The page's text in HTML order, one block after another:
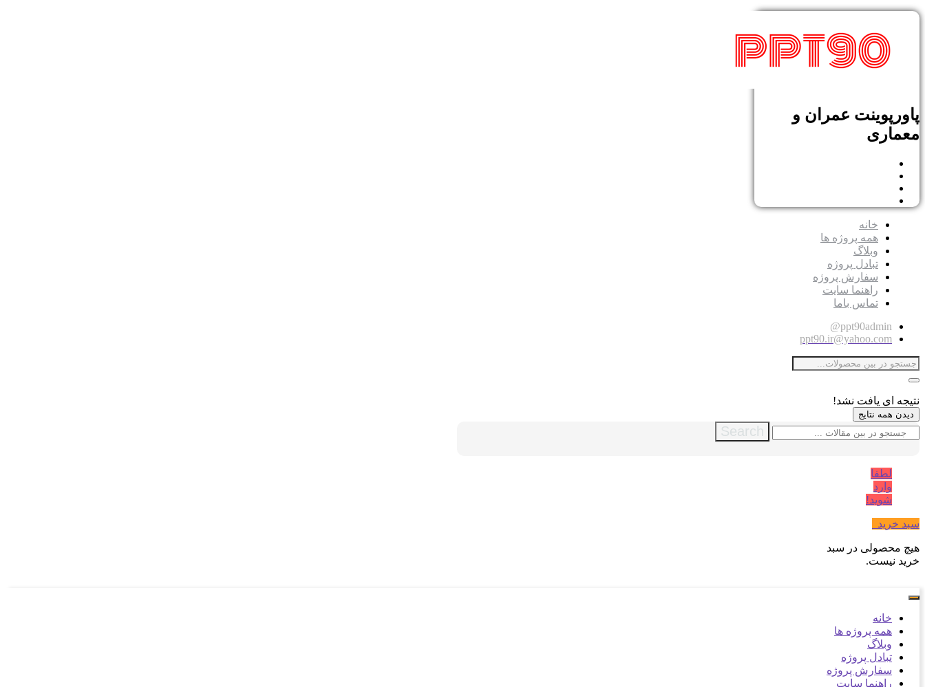
پاورپوینت عمران و
معماری
خانه
همه پروژه ها
وبلاگ
تبادل پروژه
سفارش پروژه
راهنما سایت
تماس باما
ppt90admin@
ppt90.ir@yahoo.com
نتیجه ای یافت نشد!
دیدن همه نتایج
Search
لطفا
وارد
شوید!
سبد خرید
هیچ محصولی در سبد
خرید نیست.
خانه
همه پروژه ها
وبلاگ
تبادل پروژه
سفارش پروژه
راهنما سایت